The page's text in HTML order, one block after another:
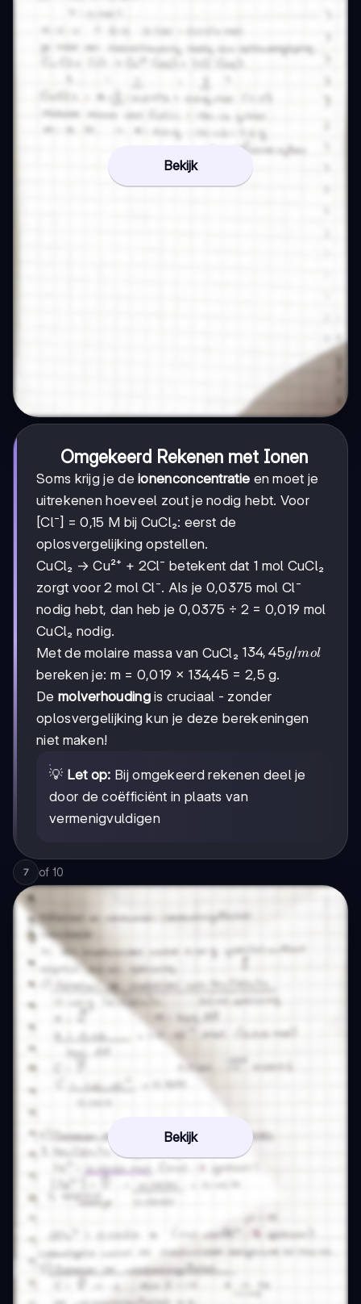
Bekijk
Omgekeerd Rekenen met Ionen
Soms krijg je deionenconcentratie en moet je
uitrekenen hoeveel zout je nodig hebt. Voor
[Cl⁻] = 0,15 M bij CuCl₂: eerst de
oplosvergelijking opstellen.
CuCl₂ → Cu²⁺ + 2Cl⁻ betekent dat 1 mol CuCl₂
zorgt voor 2 mol Cl⁻. Als je 0,0375 mol Cl⁻
nodig hebt, dan heb je 0,0375 ÷ 2 = 0,019 mol
CuCl₂ nodig.
Met de molaire massa van CuCl₂ 134,45
g/mol
134, 45g/mol
bereken je: m = 0,019 × 134,45 = 2,5 g.
De molverhoudingis cruciaal - zonder
oplosvergelijking kun je deze berekeningen
niet maken!
💡 Let op: Bij omgekeerd rekenen deel je
door de coëfficiënt in plaats van
vermenigvuldigen
7 of 10
Bekijk